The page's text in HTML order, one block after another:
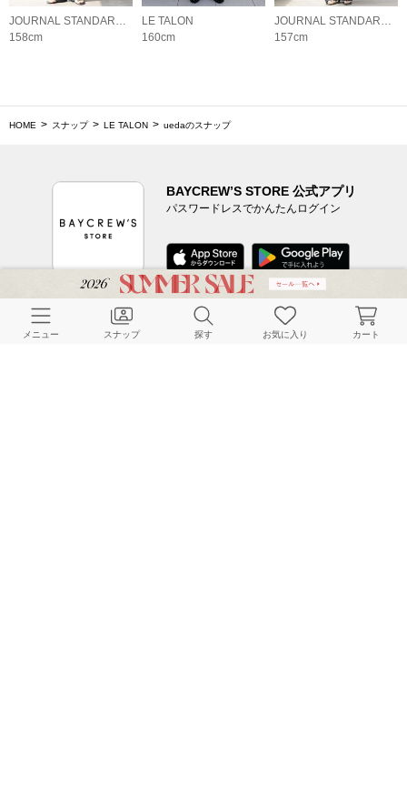
JOURNAL STANDARD relume LADYS
158cm
LE TALON
160cm
JOURNAL STANDARD relume LADYS
157cm
HOME スナップ LE TALON uedaのスナップ
BAYCREW’S STORE 公式アプリ
パスワードレスでかんたんログイン
CUSTOMER SERVICE
メニュー スナップ 探す お気に入り カート